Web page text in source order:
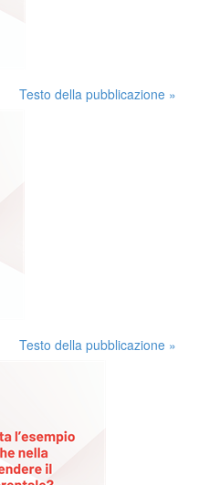
Testo della pubblicazione »
Testo della pubblicazione »